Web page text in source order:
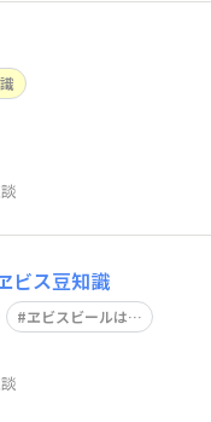
下は… ヱビス豆知識
ヱビスビールは…